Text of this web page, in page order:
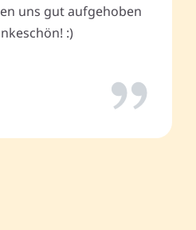
uns gut aufgehoben
:)